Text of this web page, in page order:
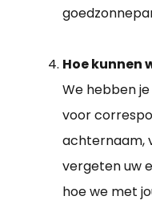
Hoe kunnen
We hebben
voor
achternaam,
vergeten uw
hoe we met